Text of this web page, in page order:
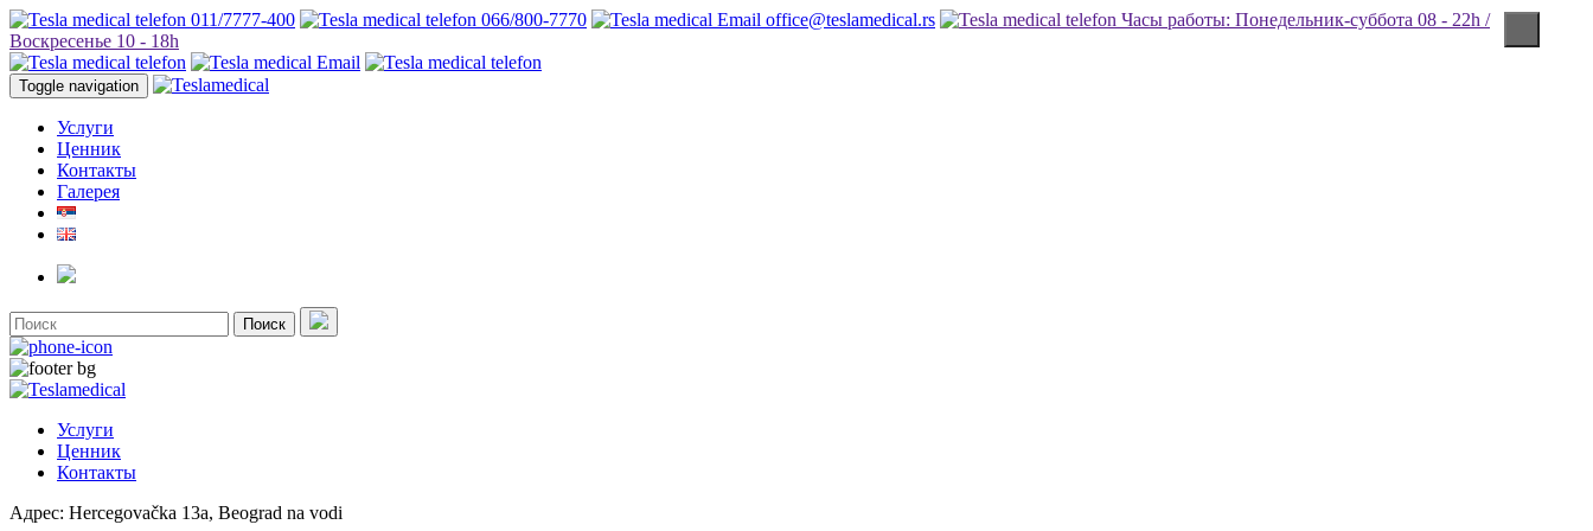
011/7777-400 066/800-7770 office@teslamedical.rs
Часы работы: Понедельник-суббота 08 - 22h /
Воскресенье 10 - 18h
Toggle navigation
Услуги
Ценник
Контакты
Галерея
Поиск
Услуги
Ценник
Контакты
Адрес: Hercegovačka 13a, Beograd na vodi